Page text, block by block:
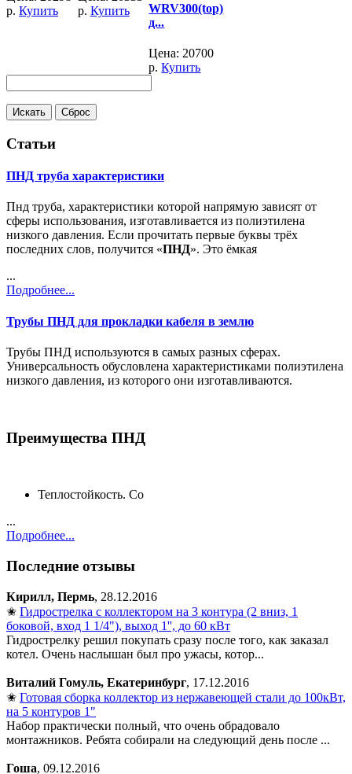
р. Купить
р. Купить
WRV300(top)
д...
Цена: 20700
р. Купить
Статьи
ПНД труба характеристики
Пнд труба, характеристики которой напрямую зависят от
сферы использования, изготавливается из полиэтилена
низкого давления. Если прочитать первые буквы трёх
последних слов, получится «ПНД». Это ёмкая
...
Подробнее...
Трубы ПНД для прокладки кабеля в землю
Трубы ПНД используются в самых разных сферах.
Универсальность обусловлена характеристиками полиэтилена
низкого давления, из которого они изготавливаются.
Преимущества ПНД
Теплостойкость. Со
...
Подробнее...
Последние отзывы
Кирилл, Пермь, 28.12.2016
✬ Гидрострелка с коллектором на 3 контура (2 вниз, 1
боковой, вход 1 1/4"), выход 1'', до 60 кВт
Гидрострелку решил покупать сразу после того, как заказал
котел. Очень наслышан был про ужасы, котор...
Виталий Гомуль, Екатеринбург, 17.12.2016
✬ Готовая сборка коллектор из нержавеющей стали до 100кВт,
на 5 контуров 1"
Набор практически полный, что очень обрадовало
монтажников. Ребята собирали на следующий день после ...
Гоша, 09.12.2016